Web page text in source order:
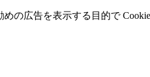
の広告を表⽰する⽬的で